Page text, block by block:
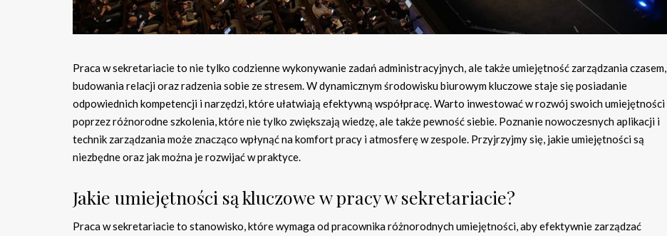
Praca w sekretariacie to nie tylko codzienne wykonywanie zadań administracyjnych, ale także umiejętność zarządzania czasem,
budowania relacji oraz radzenia sobie ze stresem. W dynamicznym środowisku biurowym kluczowe staje się posiadanie
odpowiednich kompetencji i narzędzi, które ułatwiają efektywną współpracę. Warto inwestować w rozwój swoich umiejętności
poprzez różnorodne szkolenia, które nie tylko zwiększają wiedzę, ale także pewność siebie. Poznanie nowoczesnych aplikacji i
technik zarządzania może znacząco wpłynąć na komfort pracy i atmosferę w zespole. Przyjrzyjmy się, jakie umiejętności są
niezbędne oraz jak można je rozwijać w praktyce.
Jakie umiejętności są kluczowe w pracy w sekretariacie?
Praca w sekretariacie to stanowisko, które wymaga od pracownika różnorodnych umiejętności, aby efektywnie zarządzać